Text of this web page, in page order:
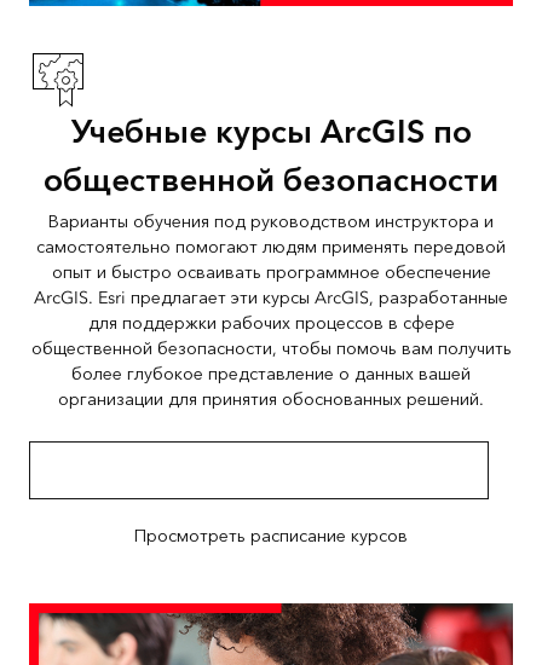
Учебные курсы ArcGIS по
общественной безопасности
Варианты обучения под руководством инструктора и
самостоятельно помогают людям применять передовой
опыт и быстро осваивать программное обеспечение
ArcGIS. Esri предлагает эти курсы ArcGIS, разработанные
для поддержки рабочих процессов в сфере
общественной безопасности, чтобы помочь вам получить
более глубокое представление о данных вашей
организации для принятия обоснованных решений.
Просмотреть расписание курсов